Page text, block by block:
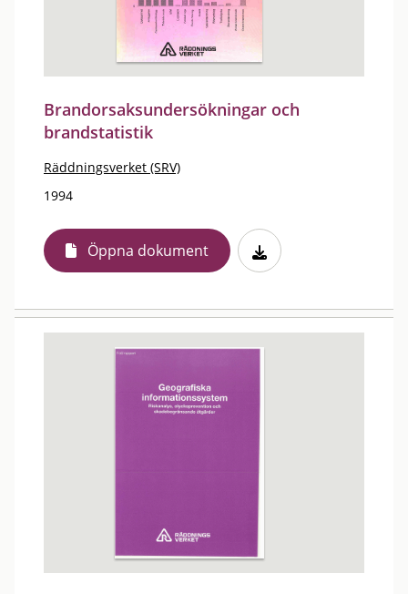
Brandorsaksundersökningar och
brandstatistik
Räddningsverket (SRV)
1994
Öppna dokument